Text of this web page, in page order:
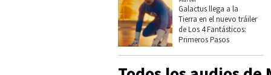
Galactus llega a la
Tierra en el nuevo tráiler
de Los 4 Fantásticos:
Primeros Pasos